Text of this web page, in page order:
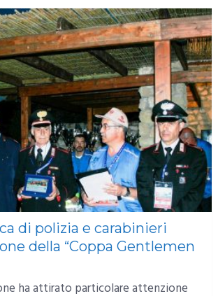
di polizia e carabinieri
della “Coppa Gentlemen
ha attirato particolare attenzione